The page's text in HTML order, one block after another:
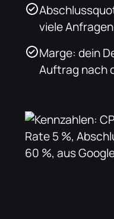
viele
Marge: dein
Auftrag nach